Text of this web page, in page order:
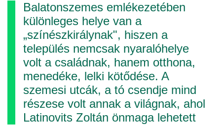
Balatonszemes emlékezetében
különleges helye van a
„színészkirálynak", hiszen a
település nemcsak nyaralóhelye
volt a családnak, hanem otthona,
menedéke, lelki kötődése. A
szemesi utcák, a tó csendje mind
részese volt annak a világnak, ahol
Latinovits Zoltán önmaga lehetett